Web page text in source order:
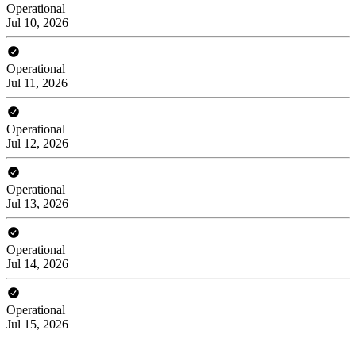
Operational
Jul 10, 2026
Operational
Jul 11, 2026
Operational
Jul 12, 2026
Operational
Jul 13, 2026
Operational
Jul 14, 2026
Operational
Jul 15, 2026